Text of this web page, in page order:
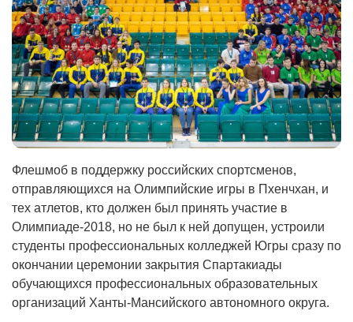
Флешмоб в поддержку российских спортсменов,
отправляющихся на Олимпийские игры в Пхенчхан, и
тех атлетов, кто должен был принять участие в
Олимпиаде-2018, но не был к ней допущен, устроили
студенты профессиональных колледжей Югры сразу по
окончании церемонии закрытия Спартакиады
обучающихся профессиональных образовательных
организаций Ханты-Мансийского автономного округа.